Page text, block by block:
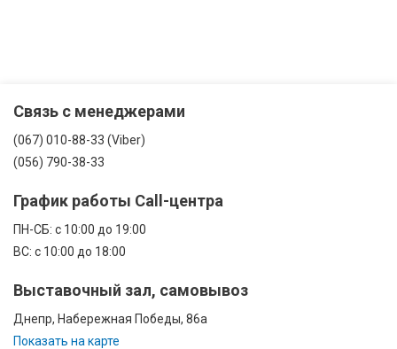
Связь с менеджерами
(067) 010-88-33 (Viber)
(056) 790-38-33
График работы Call-центра
ПН-CБ: с 10:00 до 19:00
ВС: с 10:00 до 18:00
Выставочный зал, самовывоз
Днепр, Набережная Победы, 86а
Показать на карте